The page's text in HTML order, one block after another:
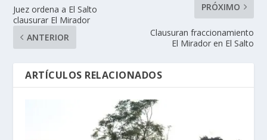
Juez ordena a El Salto
clausurar El Mirador
ANTERIOR
PRÓXIMO
Clausuran fraccionamiento
El Mirador en El Salto
ARTÍCULOS RELACIONADOS